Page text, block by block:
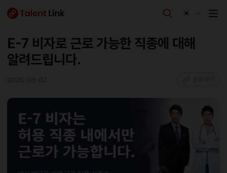
E-7 비자로 근로 가능한 직종에 대해
알려드립니다.